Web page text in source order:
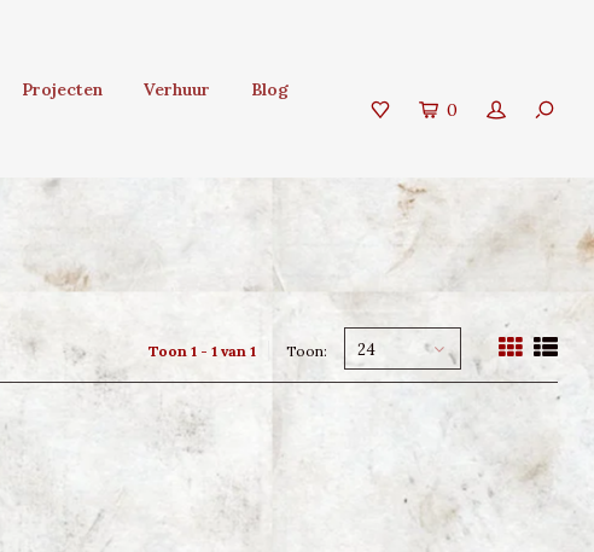
Projecten Verhuur
Blog
0
Toon 1 - 1 van 1 Toon: 24